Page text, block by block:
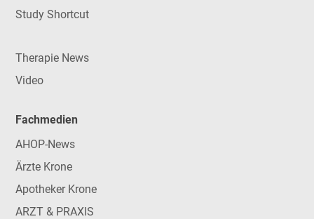
Study Shortcut
Therapie News
Video
Fachmedien
AHOP-News
Ärzte Krone
Apotheker Krone
ARZT & PRAXIS